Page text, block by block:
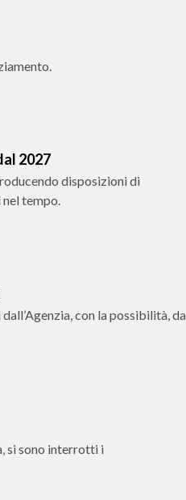
2027
disposizioni di
tempo.
con la possibilità, da
si sono interrotti i